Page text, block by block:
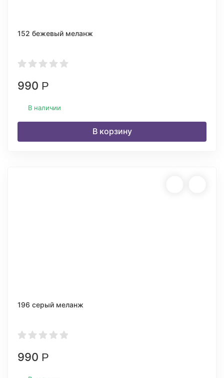
152 бежевый меланж
990 Р
В наличии
В корзину
196 серый меланж
990 Р